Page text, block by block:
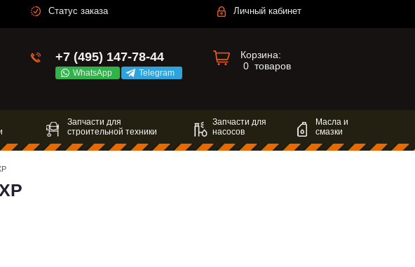
Статус заказа Личный кабинет
+7 (495) 147-78-44
WhatsApp Telegram
Корзина:
0 товаров
Запчасти для
строительной техники
Запчасти для
насосов
Масла и
смазки